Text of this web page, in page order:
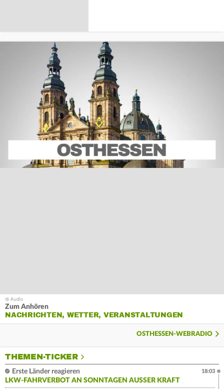
Zum Anhören
NACHRICHTEN, WETTER, VERANSTALTUNGEN
OSTHESSEN-WEBRADIO
THEMEN-TICKER
Erste Länder reagieren
LKW-FAHRVERBOT AN SONNTAGEN AUSSER KRAFT
18:03